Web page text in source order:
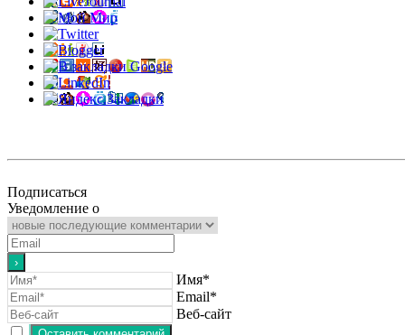
Подписаться
Уведомление о
Имя*
Email*
Веб-сайт